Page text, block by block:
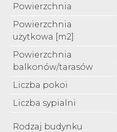
Powierzchnia
Powierzchnia
użytkowa [m2]
Powierzchnia
balkonów/tarasów
Liczba pokoi
Liczba sypialni
Rodzaj budynku